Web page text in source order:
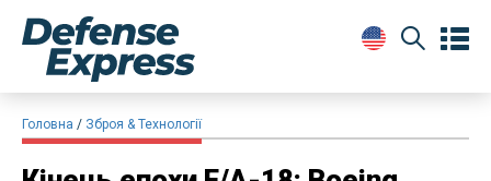
Головна Зброя & Технології